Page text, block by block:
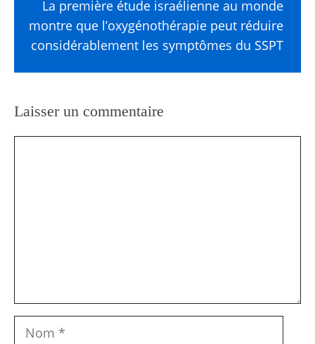
La première étude israélienne au monde
montre que l’oxygénothérapie peut réduire
considérablement les symptômes du SSPT
Laisser un commentaire
Nom